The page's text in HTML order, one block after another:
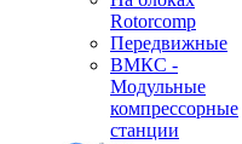
Rotorcomp
Передвижные
ВМКС -
Модульные
компрессорные
станции